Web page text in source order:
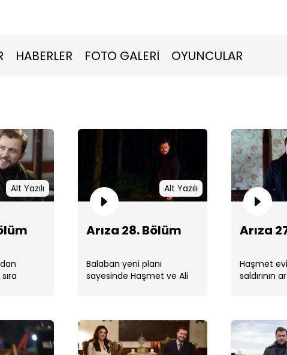
Arıza 27. Bölüm
HABERLER FOTO GALERİ OYUNCULAR
Alt Yazılı Alt Yazılı
Arıza 28. Bölüm
Balaban yeni planı
sayesinde Haşmet ve Ali
bihaberdir. ...
Arıza
Haşmet
saldırının